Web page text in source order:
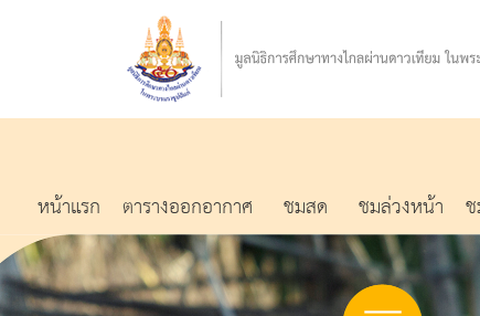
หน้าแรก ตารางออกอากาศ ชมสด ชมล่วงหน้า